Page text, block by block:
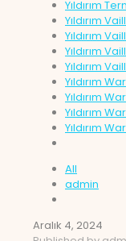
Yıldırım
Yıldırım
Yıldırım
Yıldırım
Yıldırım
Yıldırım
Yıldırım
Yıldırım
Yıldırım
All
admin
Aralık 4, 2024